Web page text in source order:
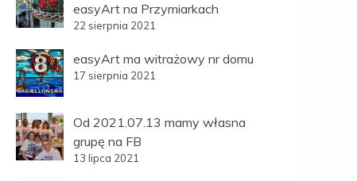
easyArt na Przymiarkach
22 sierpnia 2021
easyArt ma witrażowy nr domu
17 sierpnia 2021
Od 2021.07.13 mamy własna
grupę na FB
13 lipca 2021